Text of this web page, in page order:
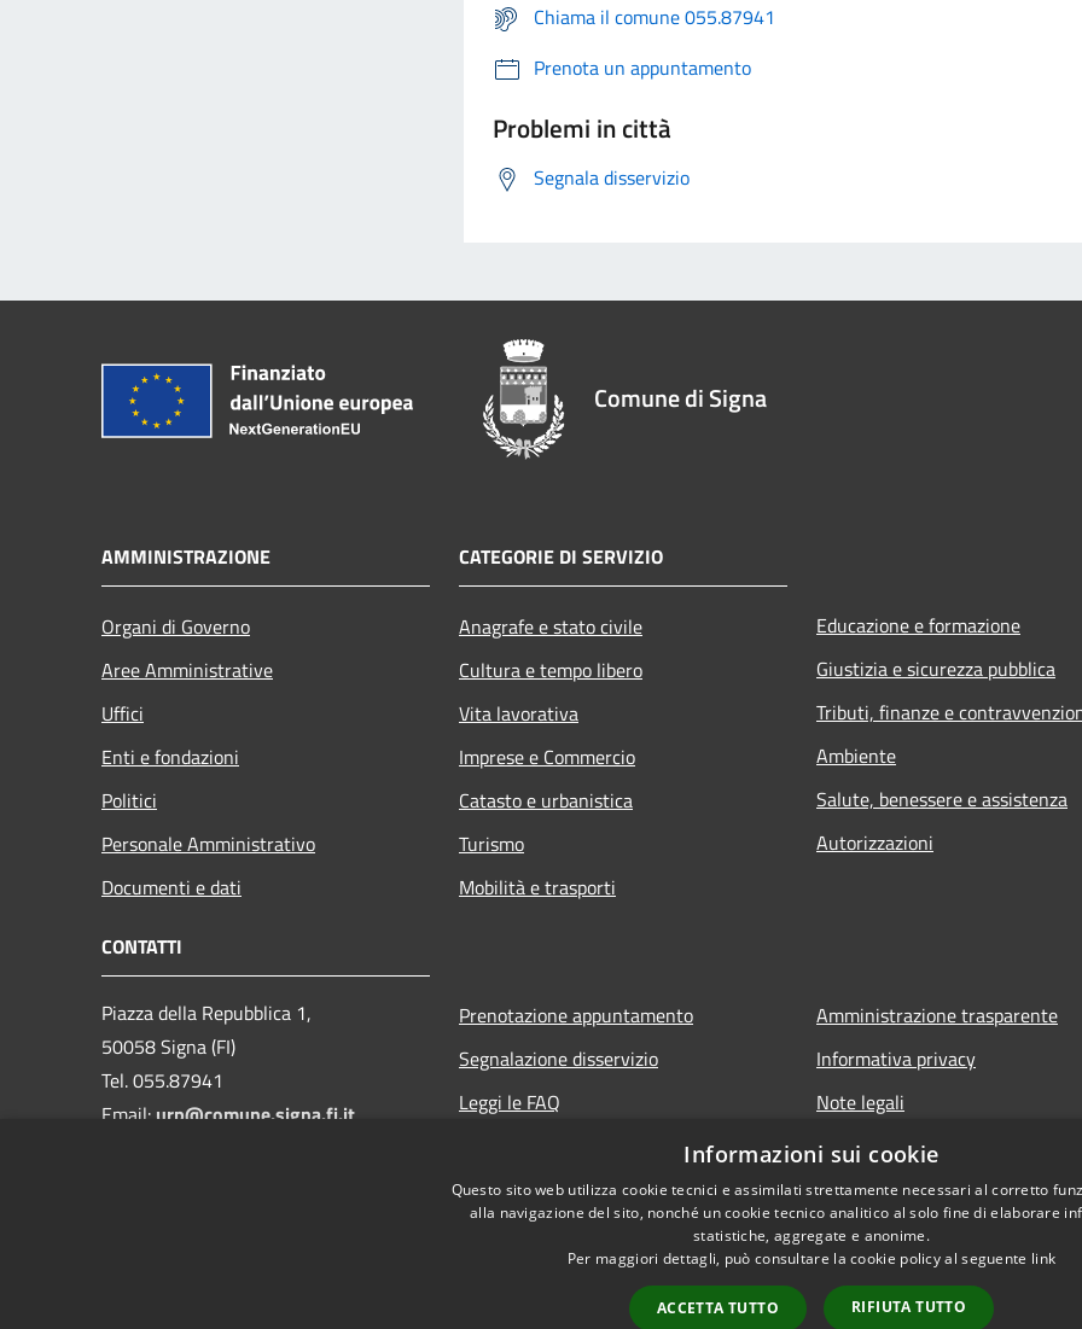
Chiama il comune 055.87941
Prenota un appuntamento
Problemi in città
Segnala disservizio
Comune di Signa
AMMINISTRAZIONE
Organi di Governo
Aree Amministrative
Uffici
Enti e fondazioni
Politici
Personale Amministrativo
Documenti e dati
CATEGORIE DI SERVIZIO
Anagrafe e stato civile
Cultura e tempo libero
Vita lavorativa
Imprese e Commercio
Catasto e urbanistica
Turismo
Mobilità e trasporti
Educazione e formazione
Giustizia e sicurezza pubblica
Tributi, finanze e
Ambiente
Salute, benessere e assistenza
Autorizzazioni
CONTATTI
Piazza della Repubblica 1,
50058 Signa (FI)
Tel. 055.87941
Email:urp@comune.signa.fi.it
Prenotazione appuntamento
Segnalazione disservizio
Leggi le FAQ
Amministrazione trasparente
Informativa privacy
Note legali
Dichiarazione di accessibilità
Informazioni sui cookie
Questo sito web utilizza cookie tecnici e assimilati strettamente necessari al corretto
alla navigazione del sito, nonché un cookie tecnico analitico al solo fine di elaborare
statistiche, aggregate e anonime.
Per maggiori dettagli, può consultare la cookie policy al seguente link
ACCETTA TUTTO RIFIUTA TUTTO